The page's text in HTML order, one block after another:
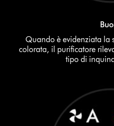
Quando è evidenziata la
colorata, il purificatore
tipo di